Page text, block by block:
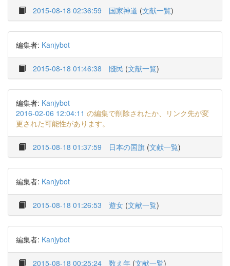
2015-08-18 02:36:59 国家神道 (文献一覧)
編集者: Kanjybot
2015-08-18 01:46:38 賤民 (文献一覧)
編集者: Kanjybot
2016-02-06 12:04:11 の編集で削除されたか、リンク先が変
更された可能性があります。
2015-08-18 01:37:59 日本の国旗 (文献一覧)
編集者: Kanjybot
2015-08-18 01:26:53 遊女 (文献一覧)
編集者: Kanjybot
2015-08-18 00:25:24 数え年 (文献一覧)